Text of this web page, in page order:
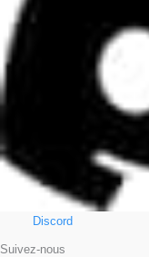
Discord
Suivez-nous